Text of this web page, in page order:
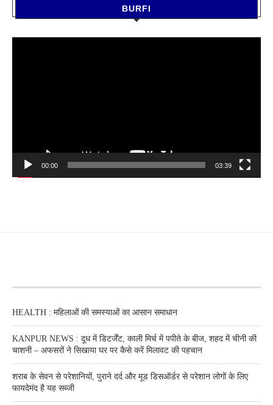
BURFI
00:00 03:39
HEALTH : महिलाओं की समस्‍याओं का आसान समाधान
KANPUR NEWS : दूध में डिटर्जेंट, काली मिर्च में पपीते के बीज, शहद में चीनी की
चाशनी – अफसरों ने सिखाया घर पर कैसे करें मिलावट की पहचान
शराब के सेवन से परेशानियों, पुराने दर्द और मूड डिसऑर्डर से परेशान लोगों के लिए
फायदेमंद है यह सब्जी